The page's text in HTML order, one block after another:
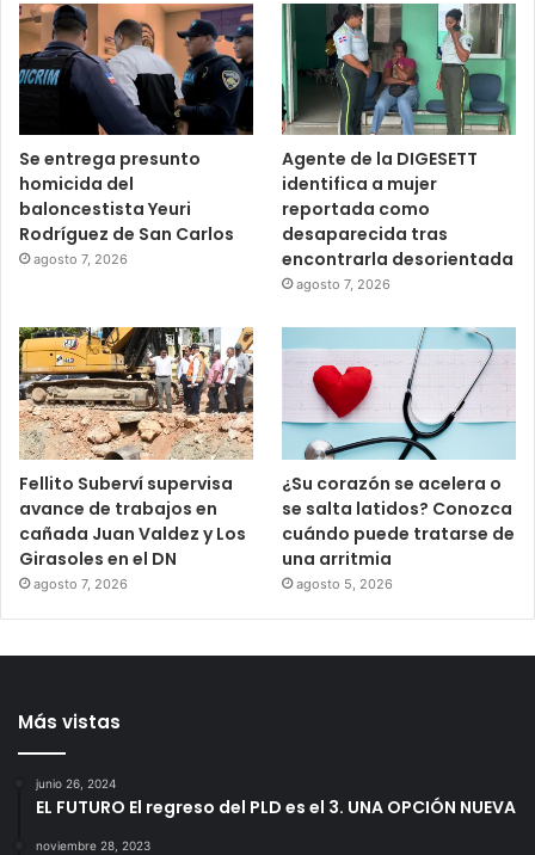
Se entrega presunto
homicida del
baloncestista Yeuri
Rodríguez de San Carlos
agosto 7, 2026
Agente de la DIGESETT
identifica a mujer
reportada como
desaparecida tras
encontrarla desorientada
agosto 7, 2026
Fellito Suberví supervisa
avance de trabajos en
cañada Juan Valdez y Los
Girasoles en el DN
agosto 7, 2026
¿Su corazón se acelera o
se salta latidos? Conozca
cuándo puede tratarse de
una arritmia
agosto 5, 2026
Más vistas
junio 26, 2024
EL FUTURO El regreso del PLD es el 3. UNA OPCIÓN NUEVA
noviembre 28, 2023